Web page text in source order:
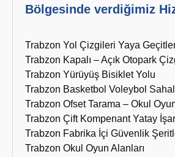
Bölgesinde verdiğimiz
Trabzon Yol Çizgileri Yaya
Trabzon Kapalı – Açık Otopark
Trabzon Yürüyüş Bisiklet Yolu
Trabzon Basketbol Voleybol
Trabzon Ofset Tarama – Okul
Trabzon Çift Kompenant Yatay
Trabzon Fabrika İçi Güvenlik
Trabzon Okul Oyun Alanları